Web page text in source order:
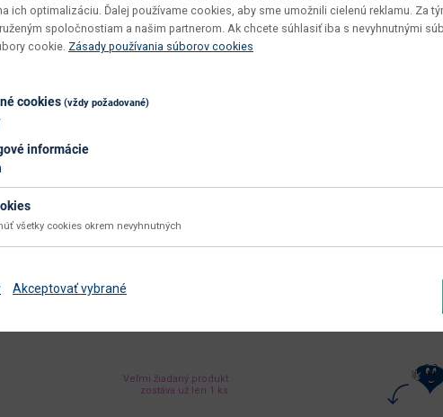
drevo D16
nie
dyhovaná DTD / prírodná dubová dyha
dyhovaná DTD
Veľmi žiadaný produkt
zostáva už len 1 ks
ich optimalizáciu. Ďalej používame cookies, aby sme umožnili cielenú reklamu. Za
spoločnostiam a našim partnerom. Ak chcete súhlasiť iba s nevyhnutnými
cookie. Zásady používania súborov cookies
cookies (vždy požadované)
informácie
všetky cookies okrem nevyhnutných
Akceptovať vybrané